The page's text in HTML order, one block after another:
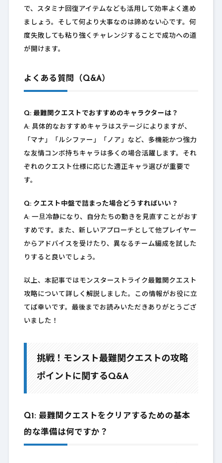
で、スタミナ回復アイテムなども活用して効率よく進め
ましょう。そして何より大事なのは諦めない心です。何
度失敗しても粘り強くチャレンジすることで成功への道
が開けます。
よくある質問（Q&A）
Q: 最難関クエストでおすすめのキャラクターは？
A: 具体的なおすすめキャラはステージによりますが、
「マナ」「ルシファー」「ノア」など、多機能かつ強力
な友情コンボ持ちキャラは多くの場合活躍します。それ
ぞれのクエスト仕様に応じた適正キャラ選びが重要で
す。
Q: クエスト中盤で詰まった場合どうすればいい？
A: 一旦冷静になり、自分たちの動きを見直すことがおす
すめです。また、新しいアプローチとして他プレイヤー
からアドバイスを受けたり、異なるチーム編成を試した
りすると良いでしょう。
以上、本記事ではモンスターストライク最難関クエスト
攻略について詳しく解説しました。この情報がお役に立
てば幸いです。最後までお読みいただきありがとうござ
いました！
挑戦！モンスト最難関クエストの攻略
ポイントに関するQ&A
Q1: 最難関クエストをクリアするための基本
的な準備は何ですか？